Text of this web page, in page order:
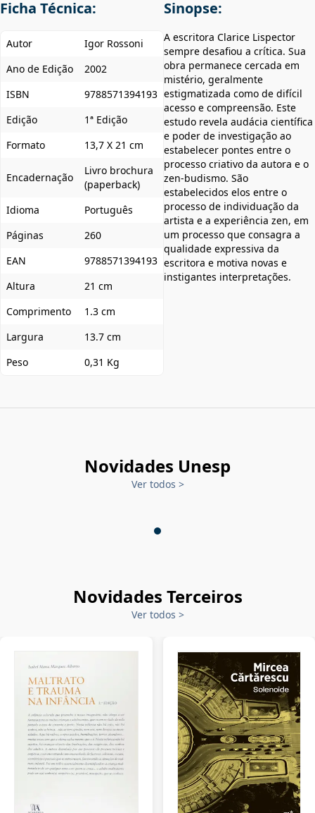
Ficha Técnica:
Autor
Igor Rossoni
Ano de Edição
2002
ISBN
9788571394193
Edição
1ª Edição
Formato
13,7 X 21 cm
Encadernação
Livro brochura
(paperback)
Idioma
Português
Páginas
260
EAN
9788571394193
Altura
21 cm
Comprimento
1.3 cm
Largura
13.7 cm
Peso
0,31 Kg
Sinopse:
A escritora Clarice Lispector
sempre desafiou a crítica. Sua
obra permanece cercada em
mistério, geralmente
estigmatizada como de difícil
acesso e compreensão. Este
estudo revela audácia científica
e poder de investigação ao
estabelecer pontes entre o
processo criativo da autora e o
zen-budismo. São
estabelecidos elos entre o
processo de individuação da
artista e a experiência zen, em
um processo que consagra a
qualidade expressiva da
escritora e motiva novas e
instigantes interpretações.
Novidades Unesp
Ver todos >
Novidades Terceiros
Ver todos >